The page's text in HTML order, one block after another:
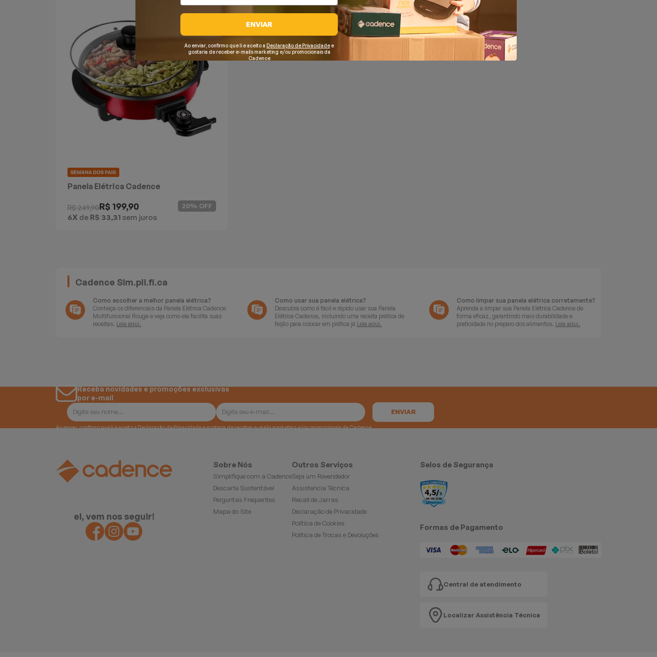
Panela Elétrica Cadence
R$ 249,90R$ 199,90
6X de R$ 33,31 sem juros
20% OFF
Cadence Sim.pli.fi.ca
Como escolher a melhor panela elétrica?
Conheça os diferenciais da Panela Elétrica Cadence
Multifuncional Rouge e veja como ela facilita suas
receitas. Leia aqui.
Como usar sua panela elétrica?
Descubra como é fácil e rápido usar sua Panela
Elétrica Cadence, incluindo uma receita prática de
feijão para colocar em prática já Leia aqui.
Como limpar sua panela elétrica corretamente?
Aprenda a limpar sua Panela Elétrica Cadence de
forma eficaz, garantindo mais durabilidade e
praticidade no preparo dos alimentos. Leia aqui.
Receba novidades e promoções exclusivas
por e-mail
Ao enviar, confirmo que li e aceito a Declaração de Privacidade e gostaria de receber e-mails marketing e/ou promocionais da Cadence
ei, vem nos seguir!
Sobre Nós
Simplifique com a Cadence
Descarte Sustentável
Perguntas Frequentes
Mapa do Site
Outros Serviços
Seja um Revendedor
Assistencia Técnica
Recall de Jarras
Declaração de Privacidade
Política de Cookies
Política de Trocas e Devoluções
Selos de Segurança
Formas de Pagamento
Central de atendimento
Localizar Assistência Técnica
ENVIAR
Ao enviar, confirmo que li e aceito a Declaração de Privacidade e
gostaria de receber e-mails marketing e/ou promocionais da
Cadence